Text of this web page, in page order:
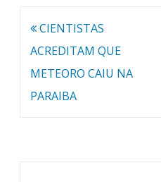
Navegação
de
Post
CIENTISTAS
ACREDITAM QUE
METEORO CAIU NA
PARAIBA